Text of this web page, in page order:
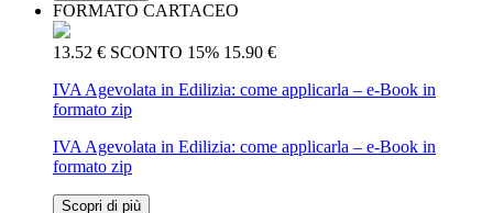
FORMATO CARTACEO
13.52 € SCONTO 15% 15.90 €
IVA Agevolata in Edilizia: come applicarla – e-Book in
formato zip
IVA Agevolata in Edilizia: come applicarla – e-Book in
formato zip
Scopri di più